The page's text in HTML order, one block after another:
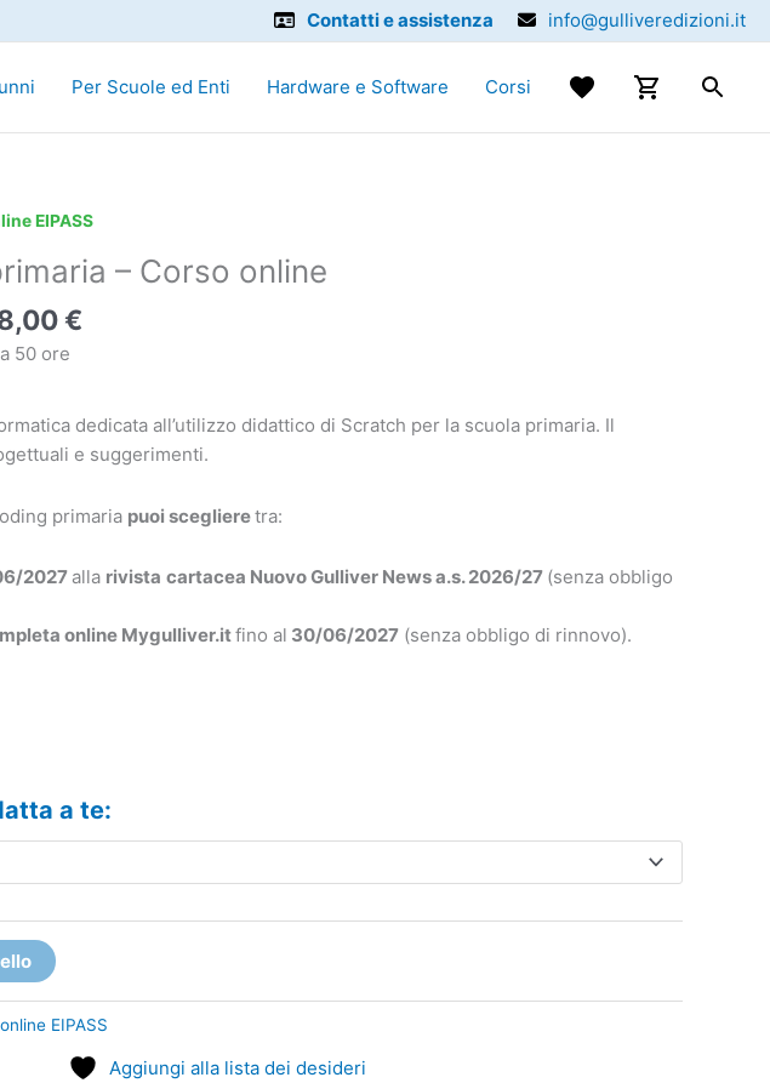
Contatti e assistenza info@gulliveredizioni.it
Per Scuole ed Enti Hardware e Software Corsi
EIPASS
– Corso online
€
50 ore
dedicata all’utilizzo didattico di Scratch per la scuola primaria. Il
e suggerimenti.
primaria puoi sceglieretra:
2027 alla rivista cartacea Nuovo Gulliver News a.s. 2026/27 (senza obbligo
online Mygulliver.itfino al 30/06/2027 (senza obbligo di rinnovo).
a te:
EIPASS
Aggiungi alla lista dei desideri